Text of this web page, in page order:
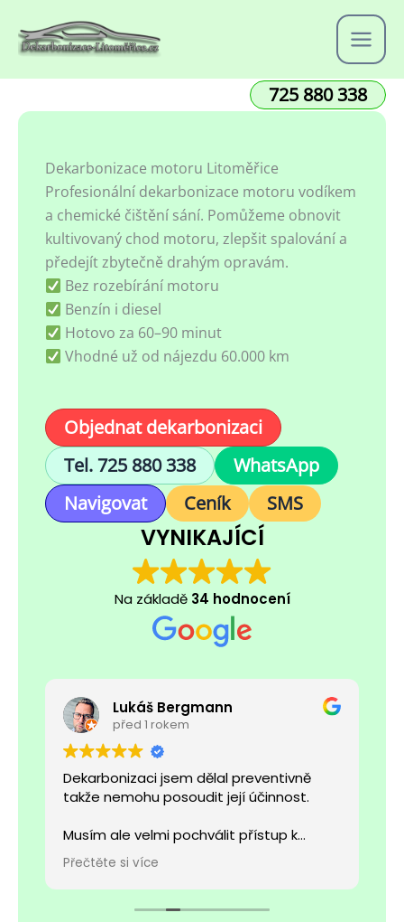
obsah
725 880 338
Dekarbonizace motoru Litoměřice
Profesionální dekarbonizace motoru vodíkem
a chemické čištění sání. Pomůžeme obnovit
kultivovaný chod motoru, zlepšit spalování a
předejít zbytečně drahým opravám.
Bez rozebírání motoru
Benzín i diesel
Hotovo za 60–90 minut
Vhodné už od nájezdu 60.000 km
Objednat dekarbonizaci
Tel. 725 880 338
WhatsApp
Navigovat
Ceník SMS
VYNIKAJÍCÍ
Na základě 34 hodnocení
Lukáš Bergmann
před 1 rokem
Dekarbonizaci jsem dělal preventivně
takže nemohu posoudit její účinnost.
Musím ale velmi pochválit přístup k
zákazníkům. Vše mi bylo dopodrobna
vysvětleno a ukázáno. Potom mi bylo
nabídnuto nealko pivo ve spojení s
příjemným posezením. Moc vám děkuji a
Přečtěte si více